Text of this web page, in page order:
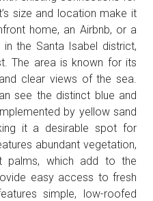
size and location make it
home, an Airbnb, or a
the Santa Isabel district,
The area is known for its
clear views of the sea.
see the distinct blue and
by yellow sand
it a desirable spot for
abundant vegetation,
palms, which add to the
easy access to fresh
simple, low-roofed